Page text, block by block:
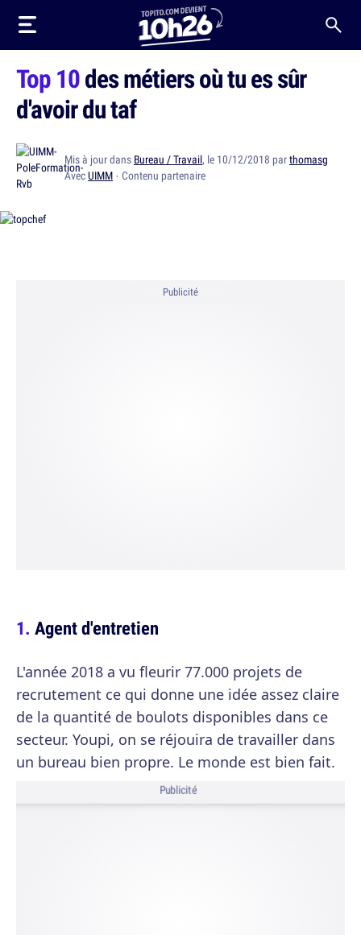
Top 10des métiers où tu es sûr
d'avoir du taf
Mis à jour dans Bureau / Travail, le 10/12/2018 parthomasg
AvecUIMM · Contenu partenaire
Publicité
Agent d'entretien
L'année 2018 a vu fleurir 77.000 projets de
recrutement ce qui donne une idée assez claire
de la quantité de boulots disponibles dans ce
secteur. Youpi, on se réjouira de travailler dans
un bureau bien propre. Le monde est bien fait.
Publicité